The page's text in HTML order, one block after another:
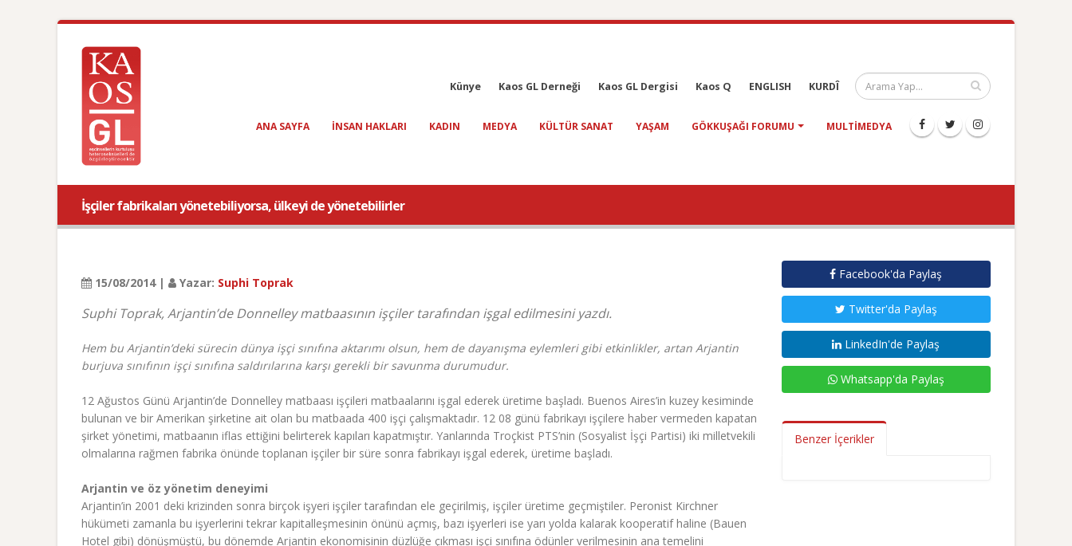
Künye Kaos GL Derneği Kaos GL Dergisi Kaos Q ENGLISH KURDÎ
ANA SAYFA INSAN HAKLARI KADIN MEDYA KÜLTÜR SANAT YAŞAM GÖKKUŞAĞI FORUMU MULTIMEDYA
İşçiler fabrikaları yönetebiliyorsa, ülkeyi de yönetebilirler
15/08/2014 | Yazar: Suphi Toprak
Suphi Toprak, Arjantin’de Donnelley matbaasının işçiler tarafından işgal edilmesini yazdı.
Hem bu Arjantin’deki sürecin dünya işçi sınıfına aktarımı olsun, hem de dayanışma eylemleri gibi etkinlikler, artan Arjantin
burjuva sınıfının işçi sınıfına saldırılarına karşı gerekli bir savunma durumudur.
12 Ağustos Günü Arjantin’de Donnelley matbaası işçileri matbaalarını işgal ederek üretime başladı. Buenos Aires’in kuzey kesiminde
bulunan ve bir Amerikan şirketine ait olan bu matbaada 400 işçi çalışmaktadır. 12 08 günü fabrikayı işçilere haber vermeden kapatan
şirket yönetimi, matbaanın iflas ettiğini belirterek kapıları kapatmıştır. Yanlarında Troçkist PTS’nin (Sosyalist İşçi Partisi) iki milletvekili
olmalarına rağmen fabrika önünde toplanan işçiler bir süre sonra fabrikayı işgal ederek, üretime başladı.
Arjantin ve öz yönetim deneyimi
Arjantin’in 2001 deki krizinden sonra birçok işyeri işçiler tarafından ele geçirilmiş, işçiler üretime geçmiştiler. Peronist Kirchner
hükümeti zamanla bu işyerlerini tekrar kapitalleşmesinin önünü açmış, bazı işyerleri ise yarı yolda kalarak kooperatif haline (Bauen
Hotel gibi) dönüşmüştü, bu dönemde Arjantin ekonomisinin düzlüğe çıkması işçi sınıfına ödünler verilmesinin ana temelini
Facebook'da Paylaş
Twitter'da Paylaş
LinkedIn'de Paylaş
Whatsapp'da Paylaş
Benzer İçerikler